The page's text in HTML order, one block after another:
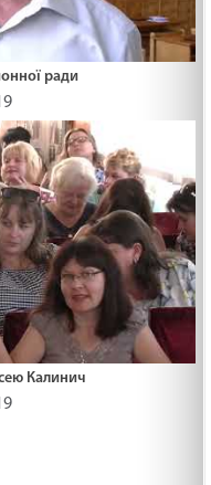
ради
Калинич